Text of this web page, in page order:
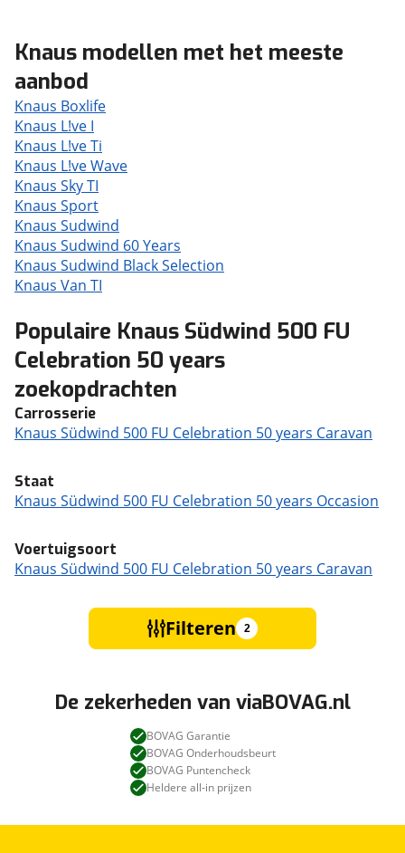
Knaus modellen met het meeste
aanbod
Knaus Boxlife
Knaus L!ve I
Knaus L!ve Ti
Knaus L!ve Wave
Knaus Sky TI
Knaus Sport
Knaus Sudwind
Knaus Sudwind 60 Years
Knaus Sudwind Black Selection
Knaus Van TI
Populaire Knaus Südwind 500 FU
Celebration 50 years
zoekopdrachten
Carrosserie
Knaus Südwind 500 FU Celebration 50 years Caravan
Staat
Knaus Südwind 500 FU Celebration 50 years Occasion
Voertuigsoort
Knaus Südwind 500 FU Celebration 50 years Caravan
Filteren 2
De zekerheden van viaBOVAG.nl
BOVAG Garantie
BOVAG Onderhoudsbeurt
BOVAG Puntencheck
Heldere all-in prijzen